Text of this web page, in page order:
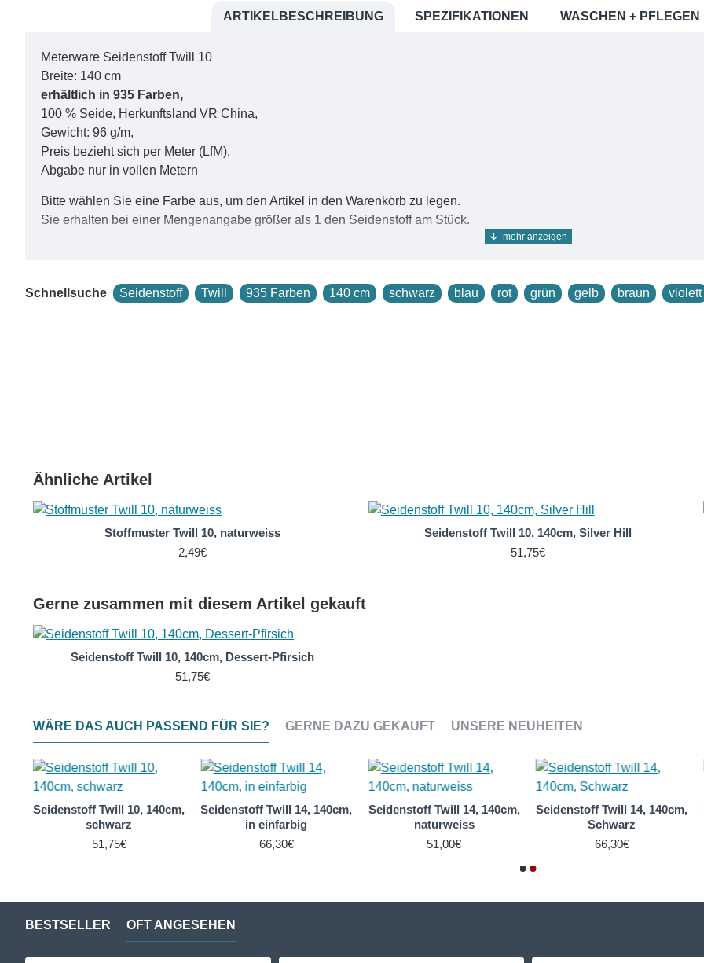
ARTIKELBESCHREIBUNG SPEZIFIKATIONEN WASCHEN + PFLEGEN
Meterware Seidenstoff Twill 10
Breite: 140 cm
erhältlich in 935 Farben,
100 % Seide, Herkunftsland VR China,
Gewicht: 96 g/m,
Preis bezieht sich per Meter (LfM),
Abgabe nur in vollen Metern
Bitte wählen Sie eine Farbe aus, um den Artikel in den Warenkorb zu legen.
Sie erhalten bei einer Mengenangabe größer als 1 den Seidenstoff am Stück.
Seidenstoff Stretch Twill 10, 140 cm breit, naturweiss
Schnellsuche Seidenstoff Twill 935 Farben 140 cm schwarz blau rot grün gelb braun violett
Ähnliche Artikel
Stoffmuster Twill 10, naturweiss
2,49€
Seidenstoff Twill 10, 140cm, Silver Hill
51,75€
Gerne zusammen mit diesem Artikel gekauft
Seidenstoff Twill 10, 140cm, Dessert-Pfirsich
51,75€
WÄRE DAS AUCH PASSEND FÜR SIE? GERNE DAZU GEKAUFT UNSERE NEUHEITEN
Seidenstoff Twill 10, 140cm,
schwarz
51,75€
Seidenstoff Twill 14, 140cm,
in einfarbig
66,30€
Seidenstoff Twill 14, 140cm,
naturweiss
51,00€
Seidenstoff Twill 14, 140cm,
Schwarz
66,30€
BESTSELLER OFT ANGESEHEN